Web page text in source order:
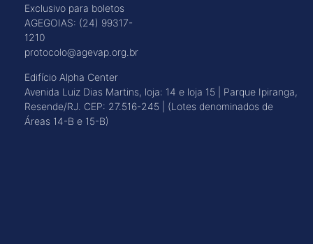
Exclusivo para boletos
AGEGOIAS: (24) 99317-
1210
protocolo@agevap.org.br
Edifício Alpha Center
Avenida Luiz Dias Martins, loja: 14 e loja 15 | Parque Ipiranga,
Resende/RJ. CEP: 27.516-245 | (Lotes denominados de
Áreas 14-B e 15-B)